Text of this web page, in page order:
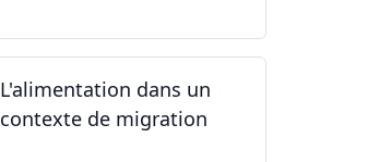
L'alimentation dans un
contexte de migration